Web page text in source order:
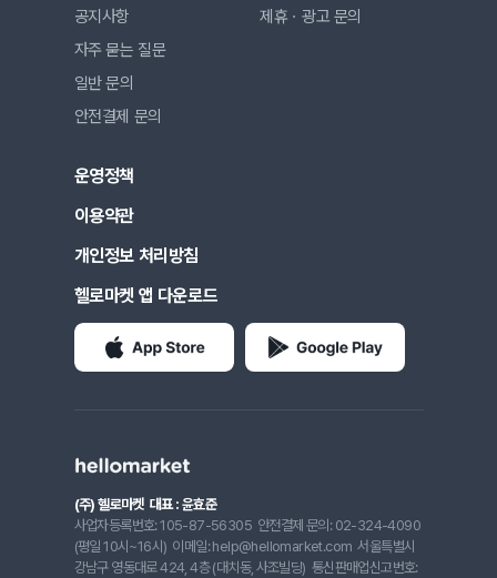
공지사항
자주 묻는 질문
일반 문의
안전결제 문의
제휴ㆍ광고 문의
운영정책
이용약관
개인정보 처리방침
헬로마켓 앱 다운로드
(주) 헬로마켓 대표 : 윤효준
사업자등록번호: 105-87-56305 안전결제 문의: 02-324-4090
(평일 10시~16시) 이메일: help@hellomarket.com 서울특별시
강남구 영동대로 424, 4층 (대치동, 사조빌딩) 통신판매업신고번호: